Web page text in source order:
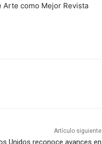
Arte como Mejor Revista
Artículo siguiente
Unidos reconoce avances en